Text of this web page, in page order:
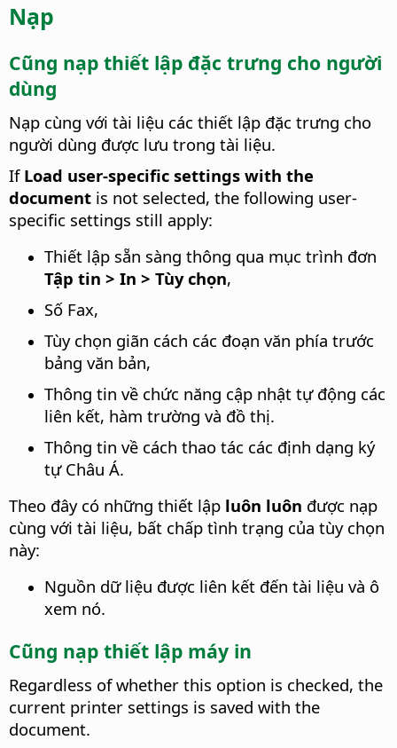
Nạp
Cũng nạp thiết lập đặc trưng cho người
dùng
Nạp cùng với tài liệu các thiết lập đặc trưng cho
người dùng được lưu trong tài liệu.
If Load user-specific settings with the
document is not selected, the following user-
specific settings still apply:
Thiết lập sẵn sàng thông qua mục trình đơn
Tập tin > In > Tùy chọn,
Số Fax,
Tùy chọn giãn cách các đoạn văn phía trước
bảng văn bản,
Thông tin về chức năng cập nhật tự động các
liên kết, hàm trường và đồ thị.
Thông tin về cách thao tác các định dạng ký
tự Châu Á.
Theo đây có những thiết lập luôn luôn được nạp
cùng với tài liệu, bất chấp tình trạng của tùy chọn
này:
Nguồn dữ liệu được liên kết đến tài liệu và ô
xem nó.
Cũng nạp thiết lập máy in
Regardless of whether this option is checked, the
current printer settings is saved with the
document.